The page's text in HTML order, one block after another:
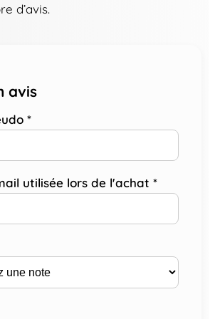
d’avis.
avis
*
utilisée lors de l'achat *